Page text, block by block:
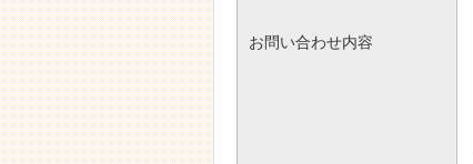
お問い合わせ内容